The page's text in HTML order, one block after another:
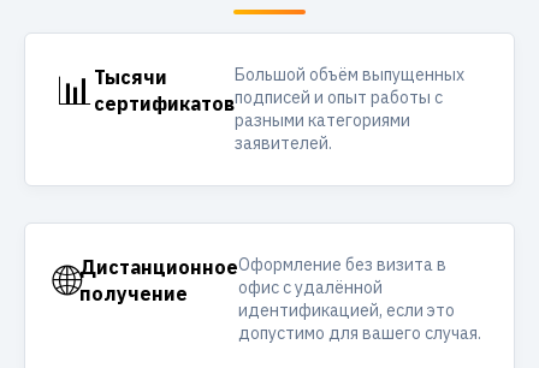
📊 Тысячи
сертификатов
Большой объём выпущенных
подписей и опыт работы с
разными категориями
заявителей.
🌐Дистанционное
получение
Оформление без визита в
офис с удалённой
идентификацией, если это
допустимо для вашего случая.